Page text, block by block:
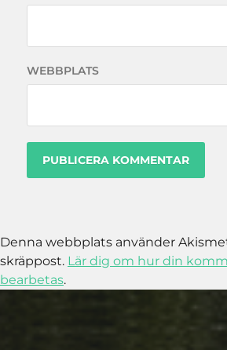
WEBBPLATS
Denna webbplats använder
skräppost. Lär dig om hur din
bearbetas.